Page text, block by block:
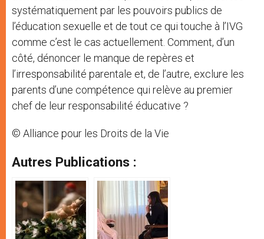
systématiquement par les pouvoirs publics de
l’éducation sexuelle et de tout ce qui touche à l’IVG
comme c’est le cas actuellement. Comment, d’un
côté, dénoncer le manque de repères et
l’irresponsabilité parentale et, de l’autre, exclure les
parents d’une compétence qui relève au premier
chef de leur responsabilité éducative ?
© Alliance pour les Droits de la Vie
Autres Publications :